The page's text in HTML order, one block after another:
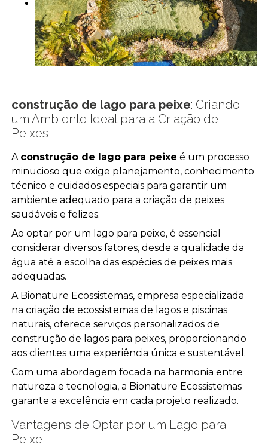
construção de lago para peixe: Criando
um Ambiente Ideal para a Criação de
Peixes
A construção de lago para peixe é um processo
minucioso que exige planejamento, conhecimento
técnico e cuidados especiais para garantir um
ambiente adequado para a criação de peixes
saudáveis e felizes.
Ao optar por um lago para peixe, é essencial
considerar diversos fatores, desde a qualidade da
água até a escolha das espécies de peixes mais
adequadas.
A Bionature Ecossistemas, empresa especializada
na criação de ecossistemas de lagos e piscinas
naturais, oferece serviços personalizados de
construção de lagos para peixes, proporcionando
aos clientes uma experiência única e sustentável.
Com uma abordagem focada na harmonia entre
natureza e tecnologia, a Bionature Ecossistemas
garante a excelência em cada projeto realizado.
Vantagens de Optar por um Lago para
Peixe